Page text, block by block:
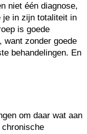
niet één diagnose,
je in zijn totaliteit in
is goede
want zonder goede
behandelingen. En
om daar wat aan